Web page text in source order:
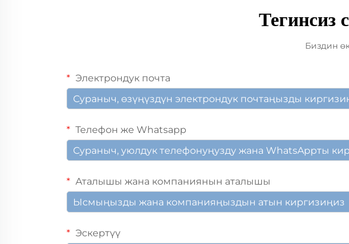
Тегинсиз
Биздин
Электрондук почта
Телефон же Whatsapp
Аталышы жана компаниянын аталышы
Эскертүү